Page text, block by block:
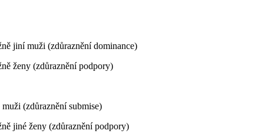
jiní muži (zdůraznění dominance)
ženy (zdůraznění podpory)
(zdůraznění submise)
jiné ženy (zdůraznění podpory)